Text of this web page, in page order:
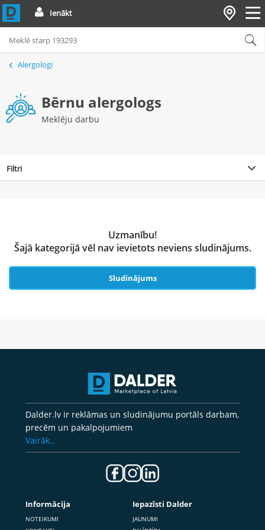
Ienākt
Alergologi
Bērnu alergologs
Meklēju darbu
Filtri
Uzmanību!
Šajā kategorijā vēl nav ievietots neviens sludinājums.
Sludinājums
Dalder.lv ir reklāmas un sludinājumu portāls darbam,
precēm un pakalpojumiem
Vairāk..
Informācija
NOTEIKUMI
Iepazīsti Dalder
JAUNUMI